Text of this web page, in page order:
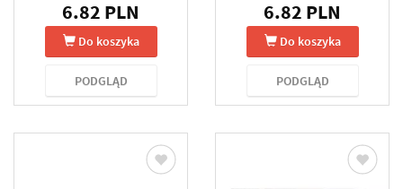
6.82 PLN
Do koszyka
PODGLĄD
6.82 PLN
Do koszyka
PODGLĄD